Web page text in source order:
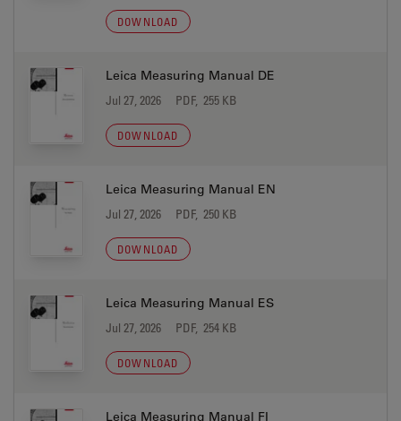
DOWNLOAD
Leica Measuring Manual DE
Jul 27, 2026 PDF, 255 KB
DOWNLOAD
Leica Measuring Manual EN
Jul 27, 2026 PDF, 250 KB
DOWNLOAD
Leica Measuring Manual ES
Jul 27, 2026 PDF, 254 KB
DOWNLOAD
Leica Measuring Manual FI